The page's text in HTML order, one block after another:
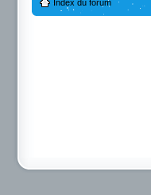
Index du forum